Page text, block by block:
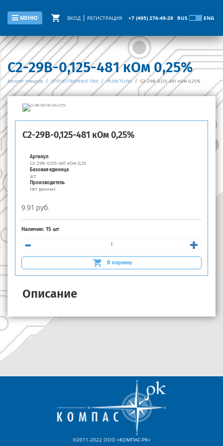
МЕНЮ ВХОД РЕГИСТРАЦИЯ +7 (495) 276-49-29 RUS ENG
С2-29В-0,125-481 кОм 0,25%
Каталог товаров / ОТЕЧЕСТВЕННЫЕ ПКИ / РЕЗИСТОРЫ / С2-29В-0,125-481 кОм 0,25%
С2-29В-0,125-481 кОм 0,25%
Артикул
С2-29В-0,125-481 кОм 0,25
Базовая единица
шт
Производитель
Нет данных
9.91 руб.
Наличие: 15 шт
- +
В корзину
Описание
©2011-2022 ООО «КОМПАС-РК»